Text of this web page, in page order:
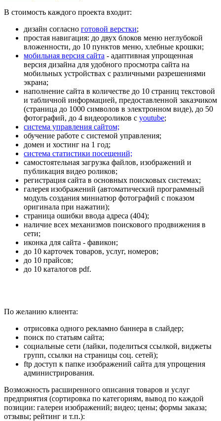
В стоимость каждого проекта входит:
дизайн согласно готовой верстки;
простая навигация: до двух блоков меню неглубокой
вложенности, до 10 пунктов меню, хлебные крошки;
мобильная версия сайта - адаптивная упрощенная
версия дизайна для удобного просмотра сайта на
мобильных устройствах с различными разрешениями
экрана;
наполнение сайта в количестве до 10 страниц текстовой
и табличной информацией, предоставленной заказчиком
(страница до 1000 символов в электронном виде), до 50
фотографий, до 4 видеороликов с youtube;
система управления сайтом;
обучение работе с системой управления;
домен и хостинг на 1 год;
система статистики посещений;
самостоятельная загрузка файлов, изображений и
публикация видео роликов;
регистрация сайта в основных поисковых системах;
галерея изображений (автоматический программный
модуль создания миниатюр фотографий с показом
оригинала при нажатии);
страница ошибки ввода адреса (404);
наличие всех механизмов поискового продвижения в
сети;
иконка для сайта - фавикон;
до 10 карточек товаров, услуг, номеров;
до 10 прайсов;
до 10 каталогов pdf.
По желанию клиента:
отрисовка одного рекламно баннера в слайдер;
поиск по статьям сайта;
социальные сети (лайки, поделиться ссылкой, виджеты
групп, ссылки на страницы соц. сетей);
ftp доступ к папке изображений сайта для упрощения
администрирования.
Возможность расширенного описания товаров и услуг
предприятия (сортировка по категориям, вывод по каждой
позиции: галереи изображений; видео; цены; формы заказа;
отзывы; рейтинг и т.п.):